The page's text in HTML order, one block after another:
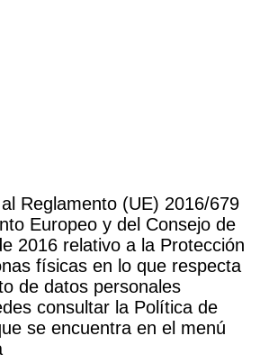
Reglamento (UE) 2016/679
Europeo y del Consejo de
2016 relativo a la Protección
físicas en lo que respecta
de datos personales
consultar la Política de
se encuentra en el menú